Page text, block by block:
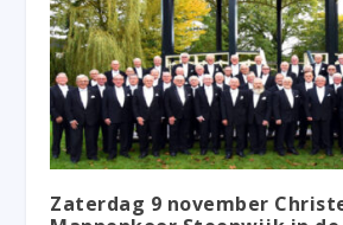
Zaterdag 9 november